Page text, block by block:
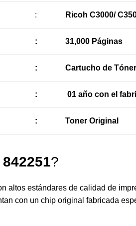
: Ricoh C3000/
: 31,000 Páginas
: Cartucho de Tóner
: 01 año con el
: Toner Original
842251?
altos estándares de calidad de
con un chip original fabricada